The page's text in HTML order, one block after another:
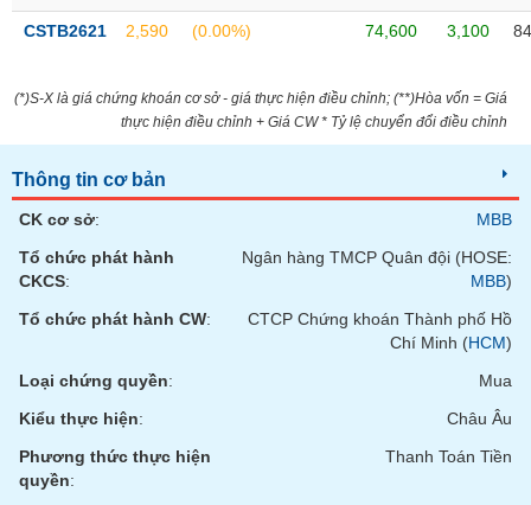
CSTB2621 2,590 (0.00%) 74,600 3,100
(*)S-X là giá chứng khoán cơ sở - giá thực hiện điều chỉnh; (**)Hòa vốn = Giá
thực hiện điều chỉnh + Giá CW * Tỷ lệ chuyển đổi điều chỉnh
Thông tin cơ bản
CK cơ sở:
MBB
Tổ chức phát hành
CKCS:
Ngân hàng TMCP Quân đội (HOSE:
MBB)
Tổ chức phát hành CW:
CTCP Chứng khoán Thành phố Hồ
Chí Minh (HCM)
Loại chứng quyền:
Mua
Kiểu thực hiện:
Châu Âu
Phương thức thực hiện
quyền:
Thanh Toán Tiền
(-)
tức
viết
của
giả
Báo
cáo
phân
tích
(-)